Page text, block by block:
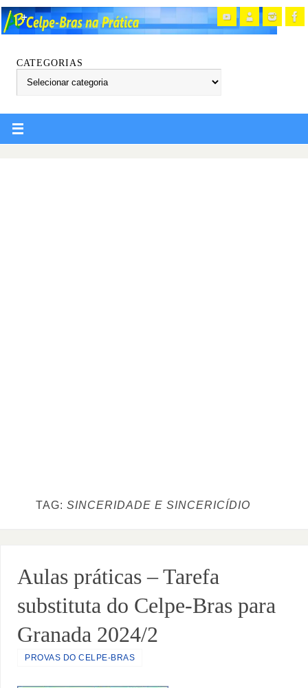
CATEGORIAS
TAG: SINCERIDADE E SINCERICÍDIO
Aulas práticas – Tarefa
substituta do Celpe-Bras para
Granada 2024/2
PROVAS DO CELPE-BRAS